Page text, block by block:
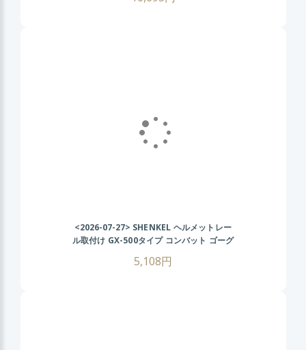
<2026-07-27> SHENKEL ヘルメットレー
ル取付け GX-500タイプ コンバット ゴーグ
バゲー
5,108円